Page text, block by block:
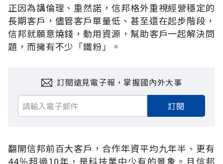
正因為講倫理、重然諾，信邦格外重視經營穩定的
長期客戶，儘管客戶單量低、甚至還在起步階段，
信邦就願意燒錢，動用資源，幫助客戶一起解決問
題，而擁有不少「鐵粉」。
訂閱遠見電子報，掌握國內外大事
訂閱
翻開信邦前百大客戶，合作年資平均九年半、更有
44％超過10年，是科技業中少有的景象。且信邦